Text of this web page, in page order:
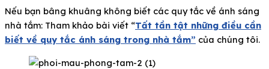
Nếu bạn bâng khuâng không biết các quy tắc về ánh sáng
nhà tắm: Tham khảo bài viết “Tất tần tật những điều cần
biết về quy tắc ánh sáng trong nhà tắm” của chúng tôi.